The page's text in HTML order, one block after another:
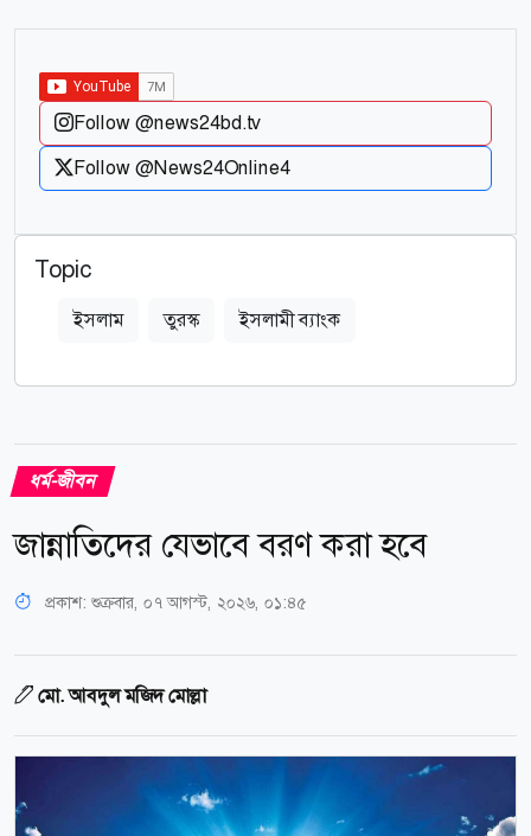
Follow @news24bd.tv
Follow @News24Online4
Topic
ইসলাম তুরস্ক ইসলামী ব্যাংক
ধর্ম-জীবন
জান্নাতিদের যেভাবে বরণ করা হবে
প্রকাশ: শুক্রবার, ০৭ আগস্ট, ২০২৬, ০১:৪৫
মো. আবদুল মজিদ মোল্লা